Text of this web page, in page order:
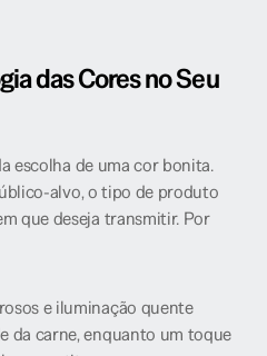
das Cores no Seu
escolha de uma cor bonita.
alvo, o tipo de produto
que deseja transmitir. Por
e iluminação quente
da carne, enquanto um toque